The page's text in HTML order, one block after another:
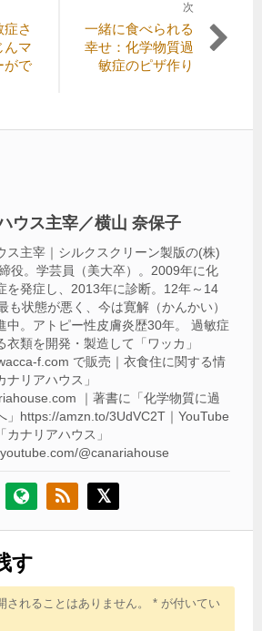
さ
んマ
がで
次
次
の
一緒に食べられる
幸せ：化学物質過
敏症のピザ作り
ウス主宰／横山 奈保子
ス主宰｜シルクスクリーン製版の(株)
役。学芸員（美大卒）。2009年に化
を発症し、2013年に診断。12年～14
も状態が悪く、今は寛解（かんかい）
中。アトピー性皮膚炎歴30年。 過敏症
衣類を開発・製造して「ワッカ」
f.com で販売｜衣食住に関する情
ナリアハウス」
｜著書に「化学物質に過
」https://amzn.to/3UdVC2T｜YouTube
カナリアハウス」
@canariahouse
す
されることはありません。 * が付いてい